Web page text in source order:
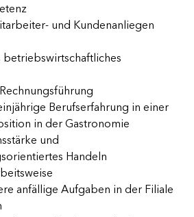
und Kundenanliegen
betriebswirtschaftliches
Berufserfahrung in einer
in der Gastronomie
und
Handeln
anfällige Aufgaben in der Filiale